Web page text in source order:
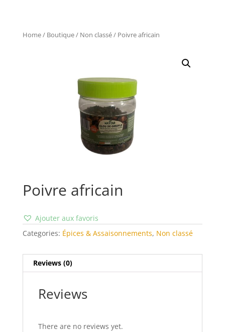
Home/ Boutique/ Non classé/ Poivre africain
Poivre africain
Ajouter aux favoris
Categories: Épices & Assaisonnements, Non classé
Reviews (0)
Reviews
There are no reviews yet.